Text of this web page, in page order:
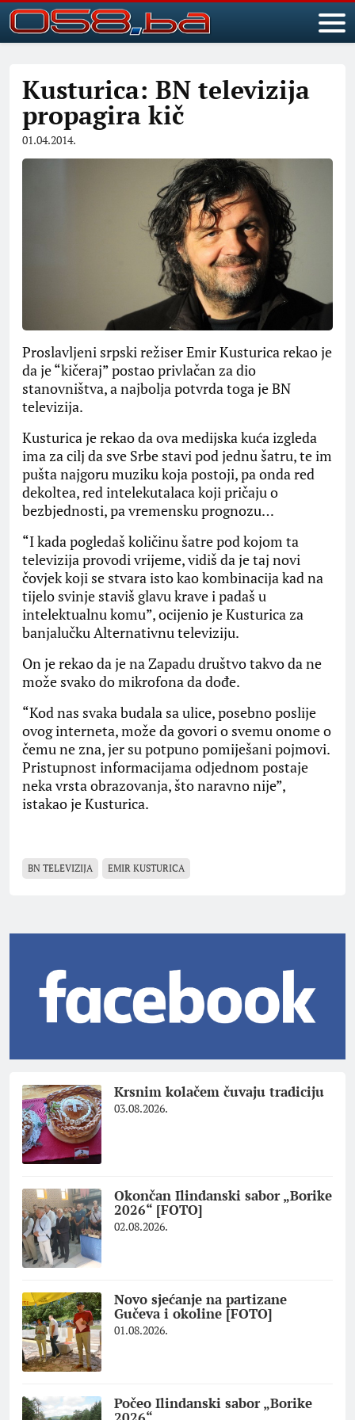
Kusturica: BN televizija
propagira kič
01.04.2014.
Proslavljeni srpski režiser Emir Kusturica rekao je
da je “kičeraj” postao privlačan za dio
stanovništva, a najbolja potvrda toga je BN
televizija.
Kusturica je rekao da ova medijska kuća izgleda
ima za cilj da sve Srbe stavi pod jednu šatru, te im
pušta najgoru muziku koja postoji, pa onda red
dekoltea, red intelekutalaca koji pričaju o
bezbjednosti, pa vremensku prognozu…
“I kada pogledaš količinu šatre pod kojom ta
televizija provodi vrijeme, vidiš da je taj novi
čovjek koji se stvara isto kao kombinacija kad na
tijelo svinje staviš glavu krave i padaš u
intelektualnu komu”, ocijenio je Kusturica za
banjalučku Alternativnu televiziju.
On je rekao da je na Zapadu društvo takvo da ne
može svako do mikrofona da dođe.
“Kod nas svaka budala sa ulice, posebno poslije
ovog interneta, može da govori o svemu onome o
čemu ne zna, jer su potpuno pomiješani pojmovi.
Pristupnost informacijama odjednom postaje
neka vrsta obrazovanja, što naravno nije”,
istakao je Kusturica.
BN TELEVIZIJA EMIR KUSTURICA
Krsnim kolačem čuvaju tradiciju
03.08.2026.
Okončan Ilindanski sabor „Borike
2026“ [FOTO]
02.08.2026.
Novo sjećanje na partizane
Gučeva i okoline [FOTO]
01.08.2026.
Počeo Ilindanski sabor „Borike